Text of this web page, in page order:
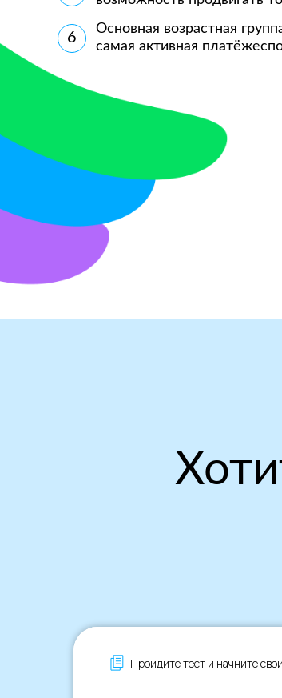
6
Основная возрастная
самая активная
Пройдите тест и начните